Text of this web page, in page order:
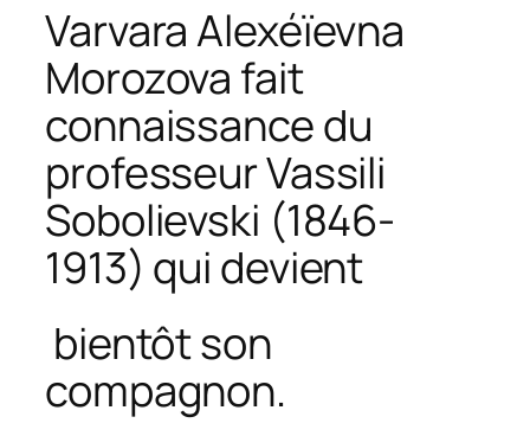
Varvara Alexéïevna
Morozova fait
connaissance du
professeur Vassili
Sobolievski (1846-
1913) qui devient
bientôt son
compagnon.